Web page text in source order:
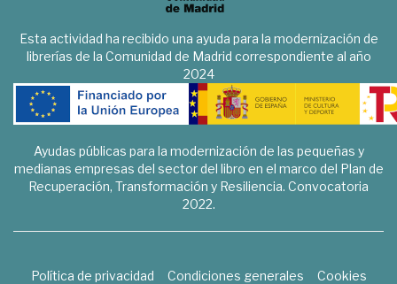
Esta actividad ha recibido una ayuda para la modernización de
librerías de la Comunidad de Madrid correspondiente al año
2024
Ayudas públicas para la modernización de las pequeñas y
medianas empresas del sector del libro en el marco del Plan de
Recuperación, Transformación y Resiliencia. Convocatoria
2022.
Política de privacidad Condiciones generales
Cookies